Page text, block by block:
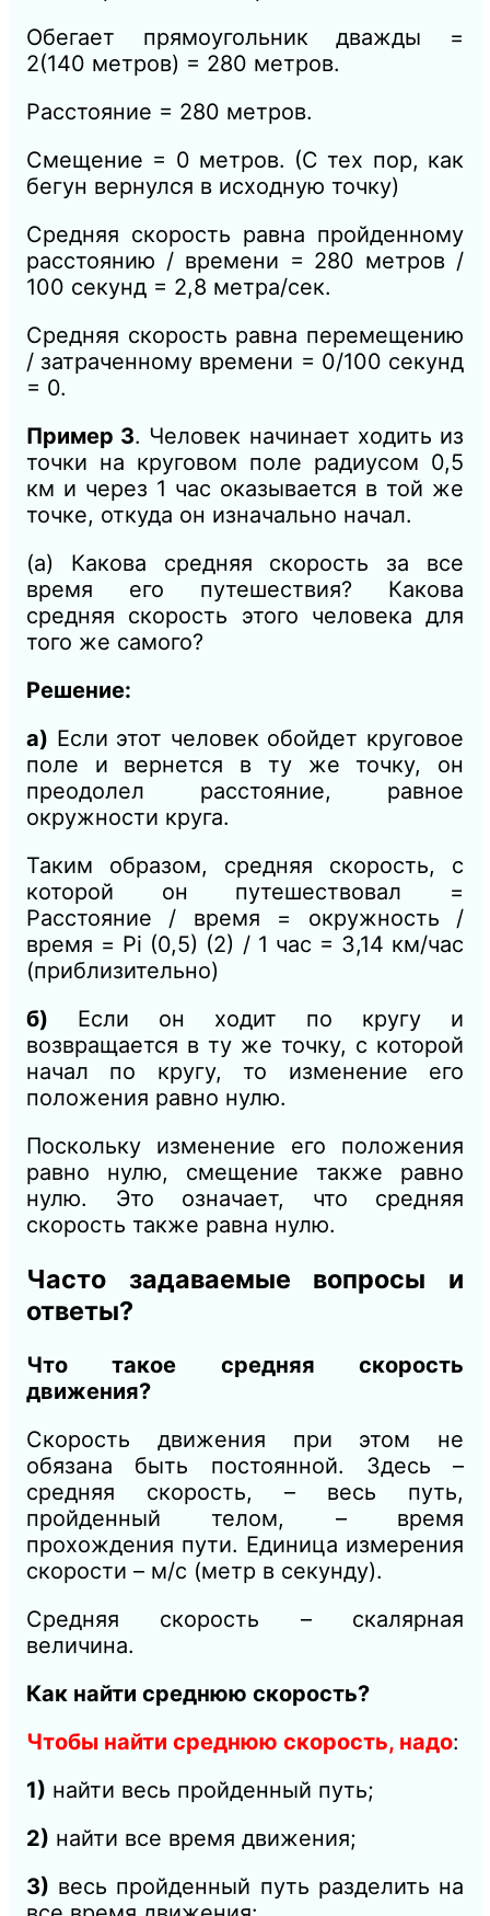
Обегает прямоугольник дважды =
2(140 метров) = 280 метров.
Расстояние = 280 метров.
Смещение = 0 метров. (С тех пор, как
бегун вернулся в исходную точку)
Средняя скорость равна пройденному
расстоянию / времени = 280 метров /
100 секунд = 2,8 метра/сек.
Средняя скорость равна перемещению
/ затраченному времени = 0/100 секунд
= 0.
Пример 3. Человек начинает ходить из
точки на круговом поле радиусом 0,5
км и через 1 час оказывается в той же
точке, откуда он изначально начал.
(а) Какова средняя скорость за все
время его путешествия? Какова
средняя скорость этого человека для
того же самого?
Решение:
а) Если этот человек обойдет круговое
поле и вернется в ту же точку, он
преодолел расстояние, равное
окружности круга.
Таким образом, средняя скорость, с
которой он путешествовал =
Расстояние / время = окружность /
время = Pi (0,5) (2) / 1 час = 3,14 км/час
(приблизительно)
б) Если он ходит по кругу и
возвращается в ту же точку, с которой
начал по кругу, то изменение его
положения равно нулю.
Поскольку изменение его положения
равно нулю, смещение также равно
нулю. Это означает, что средняя
скорость также равна нулю.
Часто задаваемые вопросы и
ответы?
Что такое средняя скорость
движения?
Скорость движения при этом не
обязана быть постоянной. Здесь –
средняя скорость, – весь путь,
пройденный телом, – время
прохождения пути. Единица измерения
скорости – м/с (метр в секунду).
Средняя скорость – скалярная
величина.
Как найти среднюю скорость?
Чтобы найти среднюю скорость, надо:
1) найти весь пройденный путь;
2) найти все время движения;
3) весь пройденный путь разделить на